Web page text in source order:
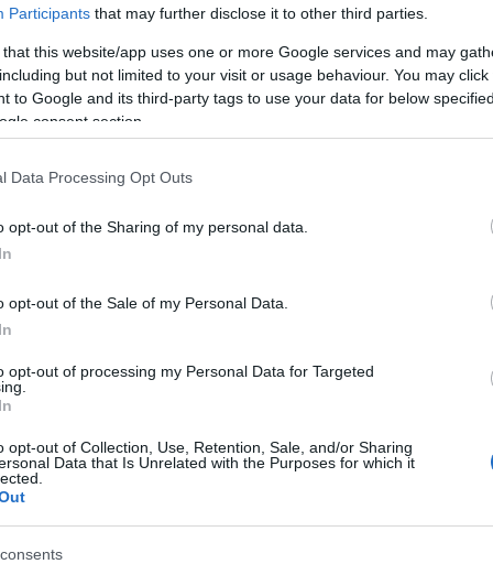
Participants that may further disclose it to other third parties.
that this website/app uses one or more Google services and may
but not limited to your visit or usage behaviour. You may
to Google and its third-party tags to use your data for below
consent section.
Data Processing Opt Outs
opt-out of the Sharing of my personal data.
opt-out of the Sale of my Personal Data.
opt-out of processing my Personal Data for Targeted
opt-out of Collection, Use, Retention, Sale, and/or Sharing
Data that Is Unrelated with the Purposes for which it
plezala na 21 balvanih, od tega je na kar 20 balvanskih
smereh, od tega tri smeri vse do vrha.
nisem, zdaj bi lahko šla še enkrat čez vse, ker
pojutrišnjem bo vse prišlo za mano, ko bo adrenalin
svetovnem prvenstvu."
da je konec. Vesela sem, da imam olimpijsko
svetovno prvenstvo", je dejala.
Na četrtem, zadnjem balvanu ni zadržala vrha smeri,
najboljše izhodišče za težavnost, v kateri ji za